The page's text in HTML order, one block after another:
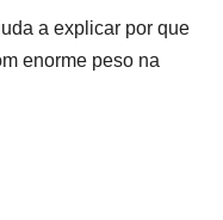
a explicar por que
enorme peso na